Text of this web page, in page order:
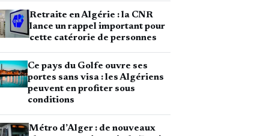
Retraite en Algérie : la CNR
lance un rappel important pour
cette catérorie de personnes
Ce pays du Golfe ouvre ses
portes sans visa : les Algériens
peuvent en profiter sous
conditions
Métro d’Alger : de nouveaux